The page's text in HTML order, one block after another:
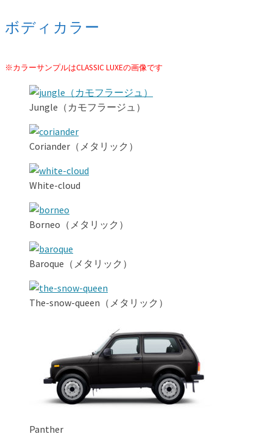
ボディカラー
※カラーサンプルはCLASSIC LUXEの画像です
Jungle（カモフラージュ）
Coriander（メタリック）
White-cloud
Borneo（メタリック）
Baroque（メタリック）
The-snow-queen（メタリック）
Panther